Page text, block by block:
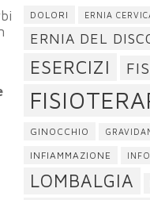
DOLORI ERNIA
ERNIA DEL
ESERCIZI
GINOCCHIO
INFIAMMAZIONE
LOMBALGIA